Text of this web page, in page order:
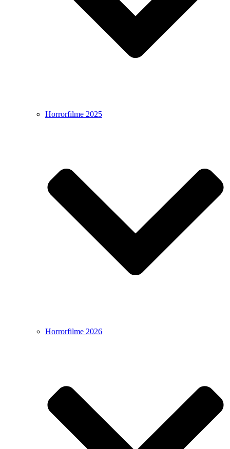
Horrorfilme 2025
Horrorfilme 2026